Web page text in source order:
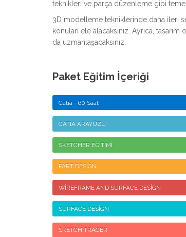
teknikleri ve parça düzenleme gibi temel
3D modelleme tekniklerinde daha ileri
konuları ele alacaksınız. Ayrıca,
da uzmanlaşacaksınız.
Paket Eğitim İçeriği
Catia - 60 Saat
CATIA ARAYÜZÜ
SKETCHER EĞİTİMİ
PART DESİGN
WİREFRAME AND SURFACE DESİGN
SURFACE DESİGN
SKETCH TRACER